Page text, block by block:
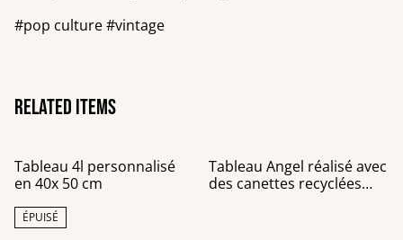
#pop culture #vintage
Related items
Tableau 4l personnalisé
en 40x 50 cm
ÉPUISÉ
Tableau Angel réalisé avec
des canettes recyclées